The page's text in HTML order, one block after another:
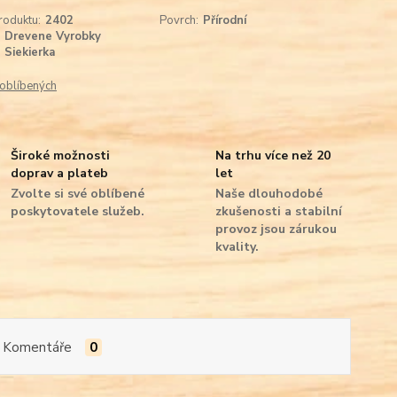
2402 Povrch: Přírodní
Drevene Vyrobky
Siekierka
Široké možnosti
doprav a plateb
Zvolte si své oblíbené
poskytovatele služeb.
Na trhu více než 20
let
Naše dlouhodobé
zkušenosti a stabilní
provoz jsou zárukou
kvality.
Komentáře 0